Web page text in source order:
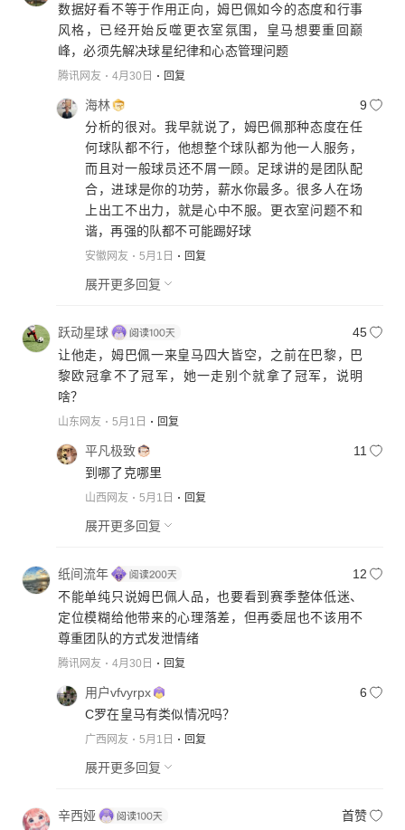
数据好看不等于作用正向，姆巴佩如今的态度和行事
风格，已经开始反噬更衣室氛围，皇马想要重回巅
峰，必须先解决球星纪律和心态管理问题
腾讯网友 4月30日 回复
海林
9
分析的很对。我早就说了，姆巴佩那种态度在任
何球队都不行，他想整个球队都为他一人服务，
而且对一般球员还不屑一顾。足球讲的是团队配
合，进球是你的功劳，薪水你最多。很多人在场
上出工不出力，就是心中不服。更衣室问题不和
谐，再强的队都不可能踢好球
安徽网友 5月1日 回复
展开更多回复
跃动星球
45
让他走，姆巴佩一来皇马四大皆空，之前在巴黎，巴
黎欧冠拿不了冠军，她一走别个就拿了冠军，说明
啥？
山东网友 5月1日 回复
平凡极致
11
到哪了克哪里
山西网友 5月1日 回复
展开更多回复
纸间流年
12
不能单纯只说姆巴佩人品，也要看到赛季整体低迷、
定位模糊给他带来的心理落差，但再委屈也不该用不
尊重团队的方式发泄情绪
腾讯网友 4月30日 回复
用户vfvyrpx
6
C罗在皇马有类似情况吗？
广西网友 5月1日 回复
展开更多回复
辛西娅
首赞